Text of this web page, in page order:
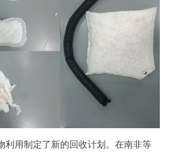
利用制定了新的回收计划。在南非等